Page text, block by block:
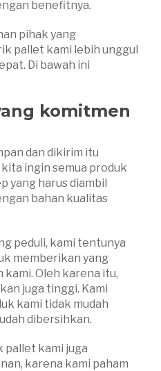
benefitnya.
pihak yang
pallet kami lebih unggul
Di bawah ini
komitmen
dan dikirim itu
ingin semua produk
yang harus diambil
bahan kualitas
peduli, kami tentunya
memberikan yang
Oleh karena itu,
juga tinggi. Kami
kami tidak mudah
dibersihkan.
pallet kami juga
karena kami paham